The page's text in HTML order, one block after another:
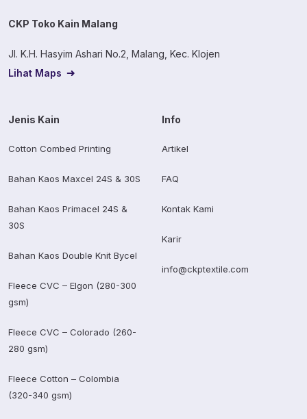
CKP Toko Kain Malang
Jl. K.H. Hasyim Ashari No.2, Malang, Kec. Klojen
Lihat Maps
Jenis Kain
Cotton Combed Printing
Bahan Kaos Maxcel 24S & 30S
Bahan Kaos Primacel 24S &
30S
Bahan Kaos Double Knit Bycel
Fleece CVC – Elgon (280-300
gsm)
Fleece CVC – Colorado (260-
280 gsm)
Fleece Cotton – Colombia
(320-340 gsm)
Info
Artikel
FAQ
Kontak Kami
Karir
info@ckptextile.com